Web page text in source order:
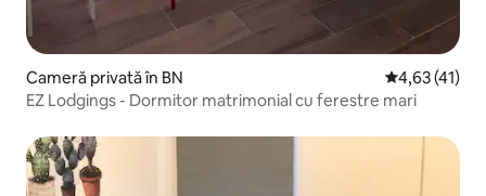
Cameră privată în BN Scor mediu
4,63 (41)
EZ Lodgings - Dormitor matrimonial cu ferestre mari